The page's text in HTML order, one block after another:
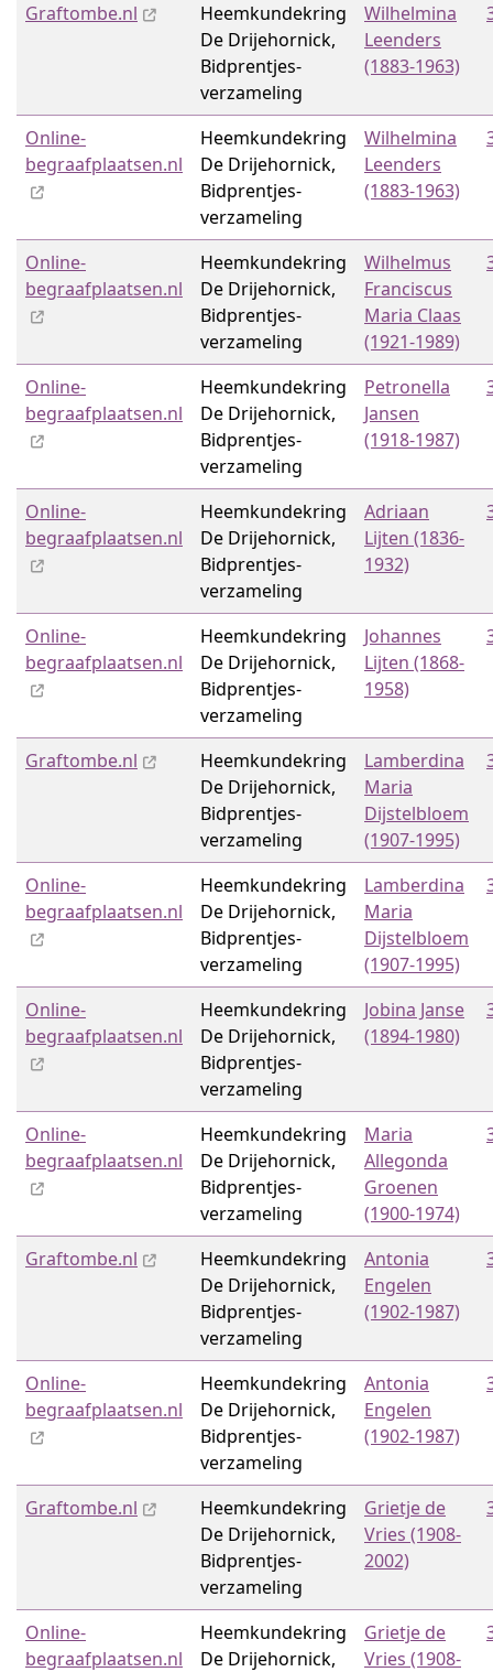
Graftombe.nl
Heemkundekring
De Drijehornick,
Bidprentjes­
verzameling
Wilhelmina
Leenders
(1883-1963)
Online-
begraafplaatsen.nl
Heemkundekring
De Drijehornick,
Bidprentjes­
verzameling
Wilhelmina
Leenders
(1883-1963)
Online-
begraafplaatsen.nl
Heemkundekring
De Drijehornick,
Bidprentjes­
verzameling
Wilhelmus
Franciscus
Maria Claas
(1921-1989)
Online-
begraafplaatsen.nl
Heemkundekring
De Drijehornick,
Bidprentjes­
verzameling
Petronella
Jansen
(1918-1987)
Online-
begraafplaatsen.nl
Heemkundekring
De Drijehornick,
Bidprentjes­
verzameling
Adriaan
Lijten (1836-
1932)
Online-
begraafplaatsen.nl
Heemkundekring
De Drijehornick,
Bidprentjes­
verzameling
Johannes
Lijten (1868-
1958)
Graftombe.nl
Heemkundekring
De Drijehornick,
Bidprentjes­
verzameling
Lamberdina
Maria
Dijstelbloem
(1907-1995)
Online-
begraafplaatsen.nl
Heemkundekring
De Drijehornick,
Bidprentjes­
verzameling
Lamberdina
Maria
Dijstelbloem
(1907-1995)
Online-
begraafplaatsen.nl
Heemkundekring
De Drijehornick,
Bidprentjes­
verzameling
Jobina Janse
(1894-1980)
Online-
begraafplaatsen.nl
Heemkundekring
De Drijehornick,
Bidprentjes­
verzameling
Maria
Allegonda
Groenen
(1900-1974)
Graftombe.nl
Heemkundekring
De Drijehornick,
Bidprentjes­
verzameling
Antonia
Engelen
(1902-1987)
Online-
begraafplaatsen.nl
Heemkundekring
De Drijehornick,
Bidprentjes­
verzameling
Antonia
Engelen
(1902-1987)
Graftombe.nl
Heemkundekring
De Drijehornick,
Bidprentjes­
verzameling
Grietje de
Vries (1908-
2002)
Online-
begraafplaatsen.nl
Heemkundekring
De Drijehornick,
Grietje de
Vries (1908-